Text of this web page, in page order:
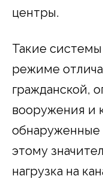
центры.
Такие
режиме
гражданской,
вооружения и
обнаруженные
этому
нагрузка на